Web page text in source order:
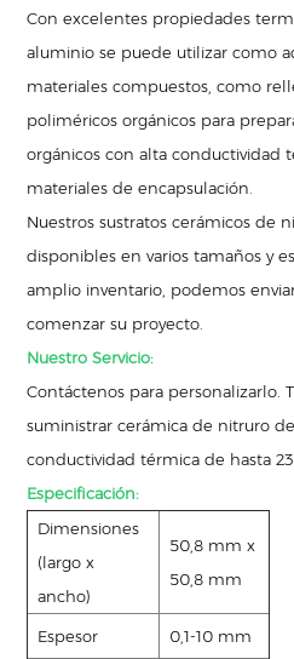
Con excelentes propiedades
aluminio se puede utilizar como
materiales compuestos, como
poliméricos orgánicos para
orgánicos con alta conductividad
materiales de encapsulación.
Nuestros sustratos cerámicos de
disponibles en varios tamaños y
amplio inventario, podemos
comenzar su proyecto.
Nuestro Servicio:
Contáctenos para personalizarlo.
suministrar cerámica de nitruro
conductividad térmica de hasta
Especificación:
Dimensiones
(largo x
ancho)
50,8 mm x
50,8 mm
Espesor 0,1-10 mm